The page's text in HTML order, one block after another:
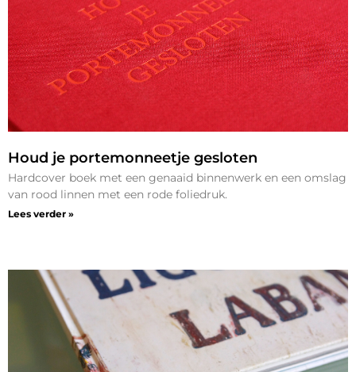
Houd je portemonneetje gesloten
Hardcover boek met een genaaid binnenwerk en een omslag
van rood linnen met een rode foliedruk.
Lees verder »